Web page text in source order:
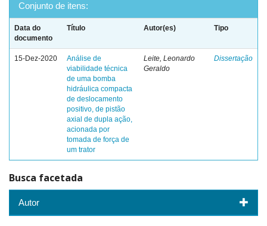
Conjunto de itens:
Data do
documento
Título Autor(es) Tipo
15-Dez-2020
Análise de
viabilidade técnica
de uma bomba
hidráulica compacta
de deslocamento
positivo, de pistão
axial de dupla ação,
acionada por
tomada de força de
um trator
Leite, Leonardo
Geraldo
Dissertação
Busca facetada
Autor